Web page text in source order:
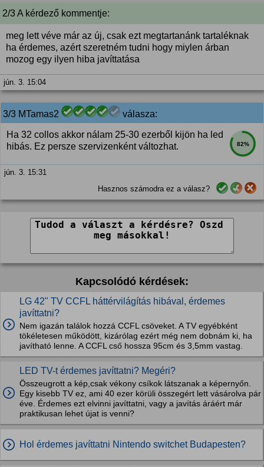
2/3 A kérdező kommentje:
meg lett véve már az új, csak ezt megtartanánk tartaléknak
ha érdemes, azért szeretném tudni hogy miylen árban
mozog egy ilyen hiba javíttatása
jún. 3. 15:04
3/3 MTamas2 válasza:
82%
Ha 32 collos akkor nálam 25-30 ezerből kijön ha led
hibás. Ez persze szervizenként változhat.
jún. 3. 15:31
Hasznos számodra ez a válasz?
Kapcsolódó kérdések:
LG 42" TV CCFL háttérvilágítás hibával, érdemes
javíttatni?
Nem igazán találok hozzá CCFL csöveket. A TV egyébként
tökéletesen működött, kizárólag ezért még nem dobnám ki, ha
javítható lenne. A CCFL cső hossza 95cm és 3,5mm vastag.
LED TV-t érdemes javíttatni? Megéri?
Összeugrott a kép,csak vékony csíkok látszanak a képernyőn.
Egy kisebb TV ez, ami 40 ezer körüli összegért lett vásárolva pár
éve. Érdemes ezt elvinni javíttatni, vagy a javítás áráért már
praktikusan lehet újat is venni?
Hol érdemes javíttatni Nintendo switchet Budapesten?